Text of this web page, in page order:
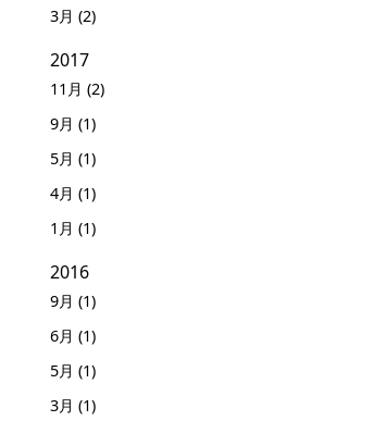
3月 (2)
2017
11月 (2)
9月 (1)
5月 (1)
4月 (1)
1月 (1)
2016
9月 (1)
6月 (1)
5月 (1)
3月 (1)